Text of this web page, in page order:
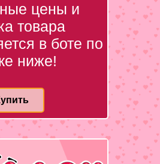
цены и
товара
в боте по
ниже!